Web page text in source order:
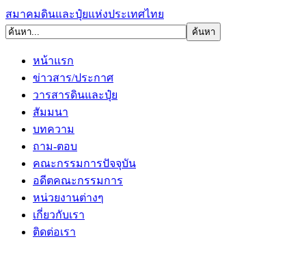
สมาคมดินและปุ๋ยแห่งประเทศไทย
หน้าแรก
ข่าวสาร/ประกาศ
วารสารดินและปุ๋ย
สัมมนา
บทความ
ถาม-ตอบ
คณะกรรมการปัจจุบัน
อดีตคณะกรรมการ
หน่วยงานต่างๆ
เกี่ยวกับเรา
ติดต่อเรา